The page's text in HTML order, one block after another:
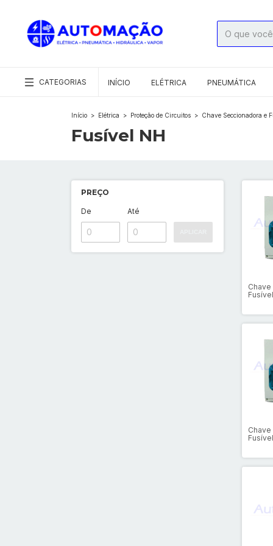
CATEGORIAS INÍCIO ELÉTRICA PNEUMÁTICA
Início > Elétrica > Proteção de Circuitos > Chave Seccionadora e
Fusível NH
PREÇO
De Até